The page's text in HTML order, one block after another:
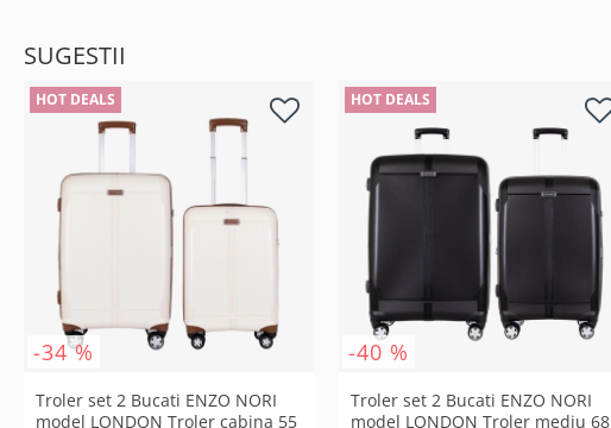
SUGESTII
HOT DEALS
-34 %
Troler set 2 Bucati ENZO NORI
model LONDON Troler cabina 55
HOT DEALS
-40 %
Troler set 2 Bucati ENZO NORI
model LONDON Troler mediu 68